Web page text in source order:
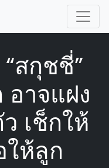
สกุชชี่”
าจแฝง
เช็กให้
ห้ลูก